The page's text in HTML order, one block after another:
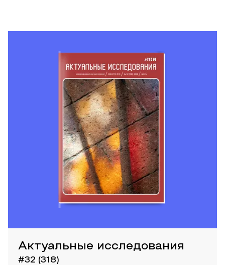
Актуальные исследования
#32 (318)